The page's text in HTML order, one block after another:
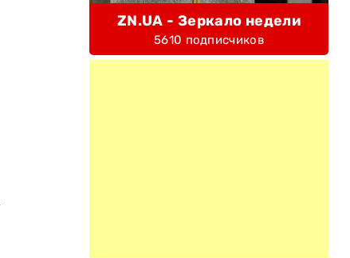
ZN.UA - Зеркало недели
5610 подписчиков